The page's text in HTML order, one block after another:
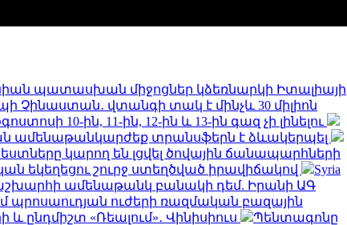
պատասխան միջոցներ կձեռնարկի Իտալիայի
Չինաստան․ վտանգի տակ է մինչև 30 միլիոն
10-ին, 11-ին, 12-ին և 13-ին գազ չի լինելու
ամենաթանկարժեք տրանսֆերն է ձևակերպել
կարող են լցվել ծովային ճանապարհների
եկեղեցու շուրջ ստեղծված իրավիճակով
Syria
աշխարհի ամենաթանկ բանակի դեմ. Իրանի ԱԳ
պրոսաուդյան ուժերի ռազմական բազային
և ընդմիշտ «Ռեալում»․ Վինիսիուս
Պենտագոնը